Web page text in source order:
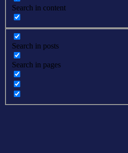
Search in content
Search in posts
Search in pages